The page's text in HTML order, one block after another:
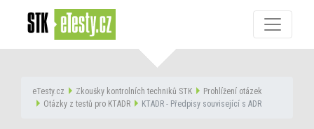
eTesty.cz Zkoušky kontrolních techniků STK
Prohlížení otázek
Otázky z testů pro KTADR
KTADR - Předpisy související s ADR